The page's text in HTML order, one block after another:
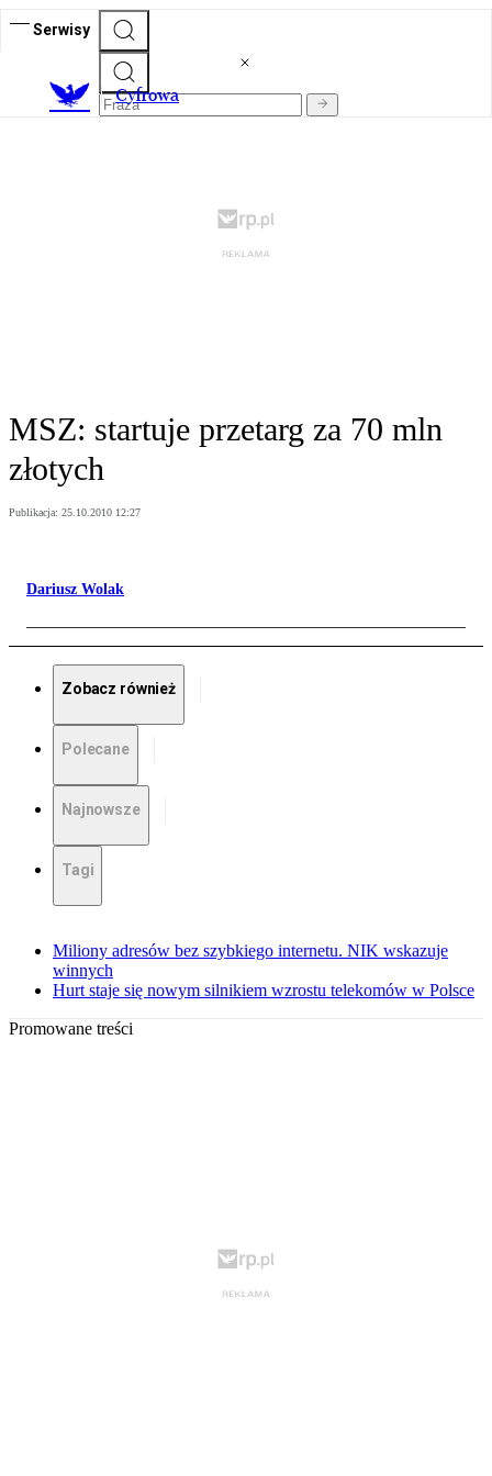
Serwisy
Cyfrowa
MSZ: startuje przetarg za 70 mln
złotych
Publikacja: 25.10.2010 12:27
Dariusz Wolak
Zobacz również
Polecane
Najnowsze
Tagi
Miliony adresów bez szybkiego internetu. NIK wskazuje
winnych
Hurt staje się nowym silnikiem wzrostu telekomów w Polsce
Promowane treści